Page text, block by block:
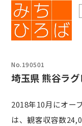
No.190501
埼玉県 熊谷ラ
2018年10月にオー
は、観客収容数